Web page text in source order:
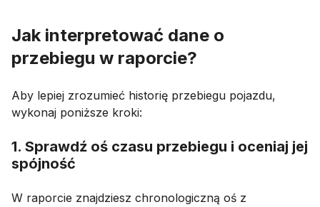
Jak interpretować dane o
przebiegu w raporcie?
Aby lepiej zrozumieć historię przebiegu pojazdu,
wykonaj poniższe kroki:
1. Sprawdź oś czasu przebiegu i oceniaj jej
spójność
W raporcie znajdziesz chronologiczną oś z